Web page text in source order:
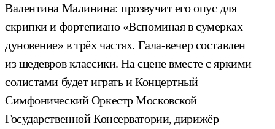
Валентина Малинина: прозвучит его опус для
скрипки и фортепиано «Вспоминая в сумерках
дуновение» в трёх частях. Гала-вечер составлен
из шедевров классики. На сцене вместе с яркими
солистами будет играть и Концертный
Симфонический Оркестр Московской
Государственной Консерватории, дирижёр